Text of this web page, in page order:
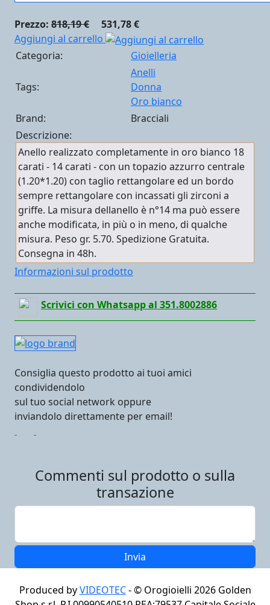
Prezzo: 818,19 €
531,78 €
Aggiungi al carrello
Categoria:
Gioielleria
Tags:
Anelli
Donna
Oro bianco
Brand:
Bracciali
Descrizione:
Anello realizzato completamente in oro bianco 18
carati - 14 carati - con un topazio azzurro centrale
(1.20*1.20) con taglio rettangolare ed un bordo
sempre rettangolare con incassati gli zirconi a
griffe. La misura dellanello è n°14 ma può essere
anche modificata, in più o in meno, di qualche
misura. Peso gr. 5.70. Spedizione Gratuita.
Consegna in 48h.
Informazioni sul prodotto
Scrivici con Whatsapp al 351.8002886
Consiglia questo prodotto ai tuoi amici
condividendolo
sul tuo social network oppure
inviandolo direttamente per email!
Commenti sul prodotto o sulla
transazione
Produced byVIDEOTEC - © Orogioielli 2026Golden